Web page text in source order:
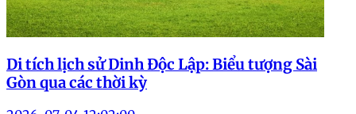
Di tích lịch sử Dinh Độc Lập: Biểu tượng Sài
Gòn qua các thời kỳ